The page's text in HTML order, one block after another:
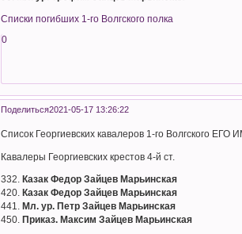
Списки погибших 1-го Волгского полка
0
Поделиться2021-05-17 13:26:22
Список Георгиевских кавалеров 1-го Волгского
Кавалеры Георгиевских крестов 4-й ст.
332.
Казак Федор Зайцев Марьинская
420.
Казак Федор Зайцев Марьинская
441.
Мл. ур. Петр Зайцев Марьинская
450.
Приказ. Максим Зайцев Марьинская